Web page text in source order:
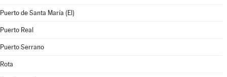
Puerto de Santa María (El)
Puerto Real
Puerto Serrano
Rota